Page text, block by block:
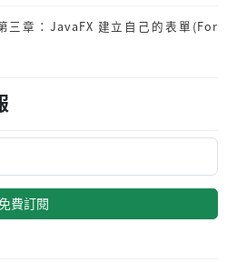
三章：JavaFX 建立自己的表單(For
費訂閱